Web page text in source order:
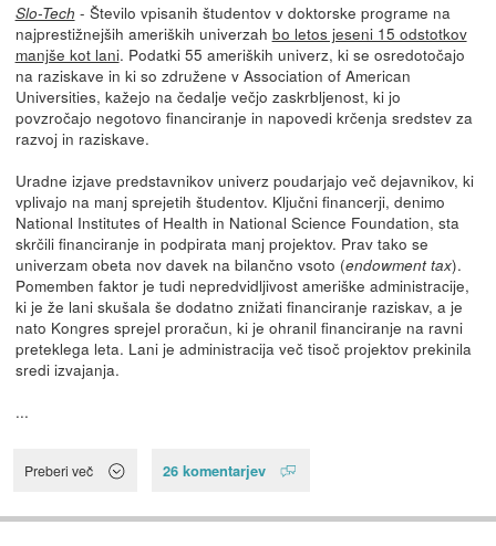
Slo-Tech - Število vpisanih študentov v doktorske programe na
najprestižnejših ameriških univerzah bo letos jeseni 15 odstotkov
manjše kot lani. Podatki 55 ameriških univerz, ki se osredotočajo
na raziskave in ki so združene v Association of American
Universities, kažejo na čedalje večjo zaskrbljenost, ki jo
povzročajo negotovo financiranje in napovedi krčenja sredstev za
razvoj in raziskave.
Uradne izjave predstavnikov univerz poudarjajo več dejavnikov, ki
vplivajo na manj sprejetih študentov. Ključni financerji, denimo
National Institutes of Health in National Science Foundation, sta
skrčili financiranje in podpirata manj projektov. Prav tako se
univerzam obeta nov davek na bilančno vsoto (endowment tax).
Pomemben faktor je tudi nepredvidljivost ameriške administracije,
ki je že lani skušala še dodatno znižati financiranje raziskav, a je
nato Kongres sprejel proračun, ki je ohranil financiranje na ravni
preteklega leta. Lani je administracija več tisoč projektov prekinila
sredi izvajanja.
...
Preberi več 26 komentarjev